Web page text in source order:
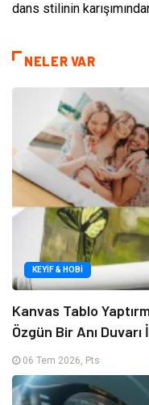
dans stilinin
NELER VAR
KEYIF & HOBI
Kanvas Tablo
Özgün Bir Anı Duvarı
06 Tem 2026, Pts